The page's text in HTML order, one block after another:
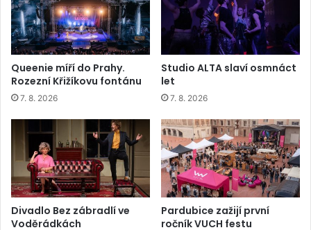
Queenie míří do Prahy.
Rozezní Křižíkovu fontánu
7. 8. 2026
Studio ALTA slaví osmnáct
let
7. 8. 2026
Divadlo Bez zábradlí ve
Voděrádkách
Pardubice zažijí první
ročník VUCH festu